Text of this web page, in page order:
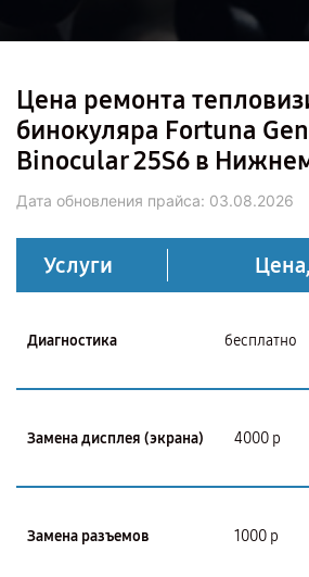
Цена ремонта
бинокуляра Fortuna
Binocular 25S6 в
Дата обновления прайса: 03.08.2026
Услуги
Диагностика бесплатно
Замена дисплея (экрана) 4000 р
Замена разъемов 1000 р